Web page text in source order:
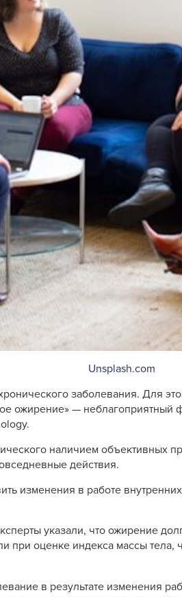
Unsplash.com
заболевания. Для
ожирение» — неблагоприятный
наличием объективных
действия.
изменения в работе
указали, что ожирение
при оценке индекса массы тела,
в результате изменения